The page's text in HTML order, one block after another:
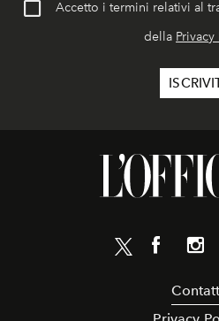
Accetto i termini relativi al
della